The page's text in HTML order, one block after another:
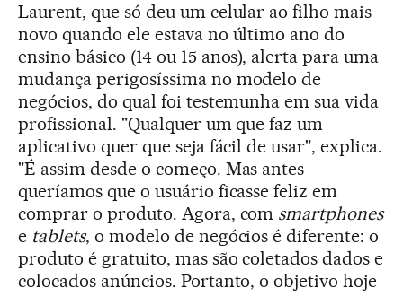
Laurent, que só deu um celular ao filho mais
novo quando ele estava no último ano do
ensino básico (14 ou 15 anos), alerta para uma
mudança perigosíssima no modelo de
negócios, do qual foi testemunha em sua vida
profissional. "Qualquer um que faz um
aplicativo quer que seja fácil de usar", explica.
"É assim desde o começo. Mas antes
queríamos que o usuário ficasse feliz em
comprar o produto. Agora, com smartphones
e tablets, o modelo de negócios é diferente: o
produto é gratuito, mas são coletados dados e
colocados anúncios. Portanto, o objetivo hoje